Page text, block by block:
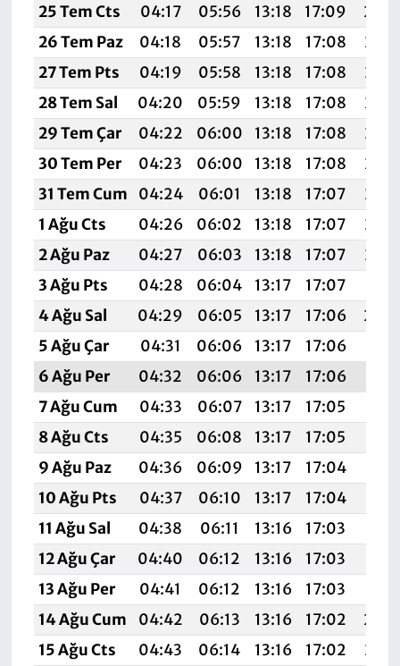
25 Tem Cts
04:17 05:56 13:18 17:09
26 Tem Paz
04:18 05:57 13:18 17:08
27 Tem Pts
04:19 05:58 13:18 17:08
28 Tem Sal
04:20 05:59 13:18 17:08
29 Tem Çar
04:22 06:00 13:18 17:08
30 Tem Per
04:23 06:00 13:18 17:08
31 Tem Cum
04:24 06:01 13:18 17:07
1 Ağu Cts
04:26 06:02 13:18 17:07
2 Ağu Paz
04:27 06:03 13:18 17:07
3 Ağu Pts
04:28 06:04 13:17 17:07
4 Ağu Sal
04:29 06:05 13:17 17:06
5 Ağu Çar
04:31 06:06 13:17 17:06
6 Ağu Per
04:32 06:06 13:17 17:06
7 Ağu Cum
04:33 06:07 13:17 17:05
8 Ağu Cts
04:35 06:08 13:17 17:05
9 Ağu Paz
04:36 06:09 13:17 17:04
10 Ağu Pts
04:37 06:10 13:17 17:04
11 Ağu Sal
04:38 06:11 13:16 17:03
12 Ağu Çar
04:40 06:12 13:16 17:03
13 Ağu Per
04:41 06:12 13:16 17:03
14 Ağu Cum
04:42 06:13 13:16 17:02
15 Ağu Cts
04:43 06:14 13:16 17:02